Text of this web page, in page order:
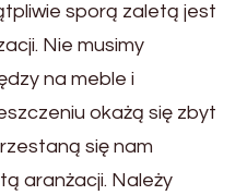
sporą zaletą jest
Nie musimy
na meble i
okażą się zbyt
się nam
aranżacji. Należy